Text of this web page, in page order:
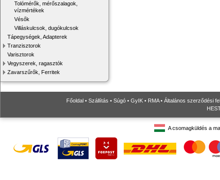
Tolómérők, mérőszalagok,
vízmértékek
Vésők
Villáskulcsok, dugókulcsok
Tápegységek, Adapterek
Tranzisztorok
Varisztorok
Vegyszerek, ragasztók
Zavarszűrők, Ferritek
Főoldal • Szállítás • Súgó • GyIK • RMA• Általános szerződési
A csomagküldés a